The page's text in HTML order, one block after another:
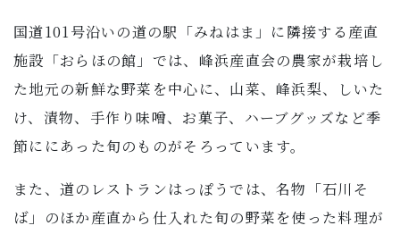
国道101号沿いの道の駅「みねはま」に隣接する産直
施設「おらほの館」では、峰浜産直会の農家が栽培し
た地元の新鮮な野菜を中心に、山菜、峰浜梨、しいた
け、漬物、手作り味噌、お菓子、ハーブグッズなど季
節ににあった旬のものがそろっています。
また、道のレストランはっぽうでは、名物「石川そ
ば」のほか産直から仕入れた旬の野菜を使った料理が